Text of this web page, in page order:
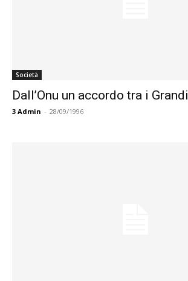
Società
Dall’Onu un accordo tra i Grandi
3 Admin - 28/09/1996